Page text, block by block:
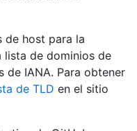
de host para la
lista de dominios de
de IANA. Para obtener
de TLD en el sitio